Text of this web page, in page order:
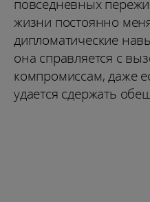
повседневных
жизни постоянно
дипломатические
она справляется с
компромиссам, даже
удается сдержать